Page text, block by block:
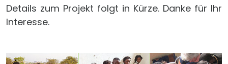
Details zum Projekt folgt in Kürze. Danke für Ihr
Interesse.